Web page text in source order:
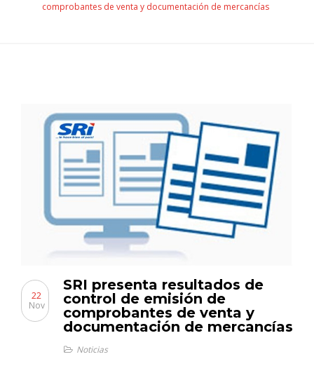
comprobantes de venta y documentación de mercancías
SRI presenta resultados de
control de emisión de
comprobantes de venta y
documentación de mercancías
22
Nov
Noticias